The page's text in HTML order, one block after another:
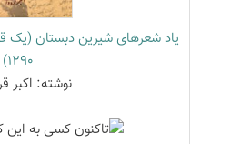
1290)
نوشته: اکبر